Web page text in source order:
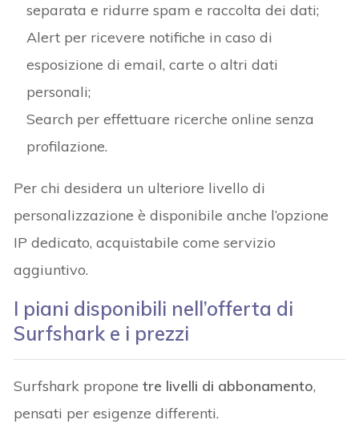
separata e ridurre spam e raccolta dei dati;
Alert per ricevere notifiche in caso di
esposizione di email, carte o altri dati
personali;
Search per effettuare ricerche online senza
profilazione.
Per chi desidera un ulteriore livello di
personalizzazione è disponibile anche l’opzione
IP dedicato, acquistabile come servizio
aggiuntivo.
I piani disponibili nell’offerta di
Surfshark e i prezzi
Surfshark proponetre livelli di abbonamento,
pensati per esigenze differenti.